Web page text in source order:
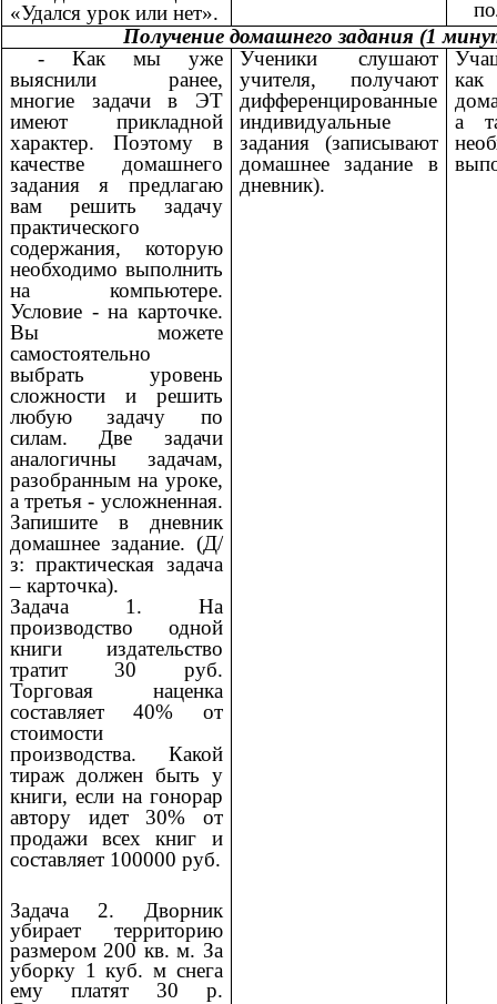
«Удался урок или нет».
Получение домашнего задания (1
- Как мы уже
выяснили ранее,
многие задачи в ЭТ
имеют прикладной
характер. Поэтому в
качестве домашнего
задания я предлагаю
вам решить задачу
практического
содержания, которую
необходимо выполнить
на компьютере.
Условие - на карточке.
Вы можете
самостоятельно
выбрать уровень
сложности и решить
любую задачу по
силам. Две задачи
аналогичны задачам,
разобранным на уроке,
а третья - усложненная.
Запишите в дневник
домашнее задание. (Д/
з: практическая задача
– карточка).
Задача 1. На
производство одной
книги издательство
тратит 30 руб.
Торговая наценка
составляет 40% от
стоимости
производства. Какой
тираж должен быть у
книги, если на гонорар
автору идет 30% от
продажи всех книг и
составляет 100000 руб.
Задача 2. Дворник
убирает территорию
размером 200 кв. м. За
уборку 1 куб. м снега
ему платят 30 р.
Ученики слушают
учителя, получают
дифференцированные
индивидуальные
задания (записывают
домашнее задание в
дневник).
а